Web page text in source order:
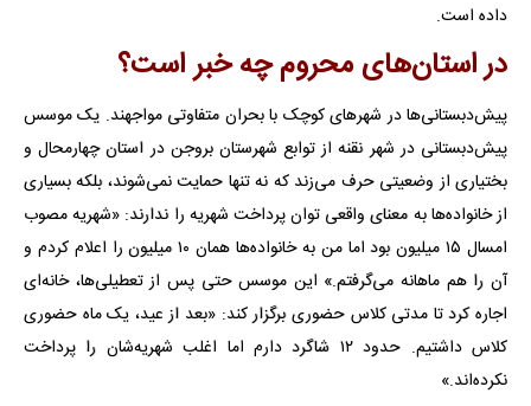
داده است.
در استان‌های محروم چه خبر است؟
پیش‌دبستانی‌ها در شهرهای کوچک با بحران متفاوتی مواجهند. یک موسس
پیش‌دبستانی در شهر نقنه از توابع شهرستان بروجن در استان چهارمحال و
بختیاری از وضعیتی حرف می‌زند که نه تنها حمایت نمی‌شوند، بلکه بسیاری
از خانواده‌ها به معنای واقعی توان پرداخت شهریه را ندارند: «شهریه مصوب
امسال ۱۵ میلیون بود اما من به خانواده‌ها همان ۱۰ میلیون را اعلام کردم و
آن را هم ماهانه می‌گرفتم.» این موسس حتی پس از تعطیلی‌ها، خانه‌ای
اجاره کرد تا مدتی کلاس حضوری برگزار کند: «بعد از عید، یک ماه حضوری
کلاس داشتیم. حدود ۱۲ شاگرد دارم اما اغلب شهریه‌شان را پرداخت
نکرده‌اند.»